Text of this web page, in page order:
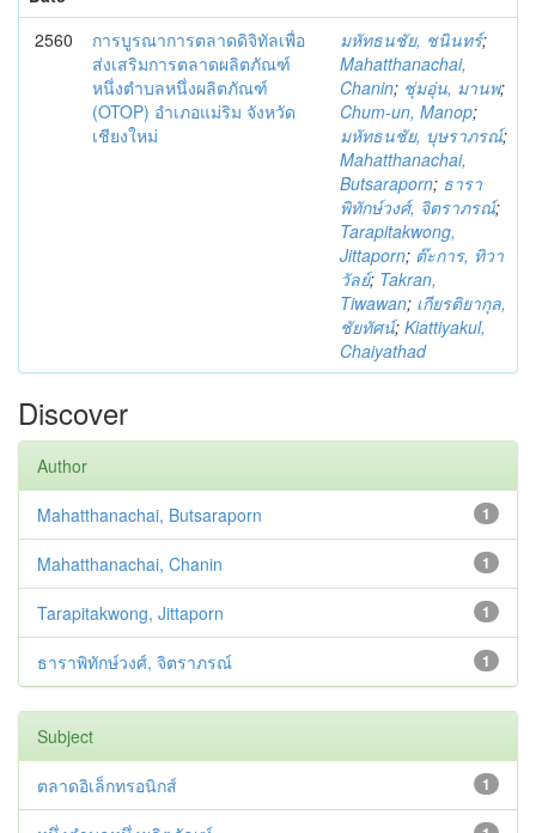
2560
การบูรณาการตลาดดิจิทัลเพื่อ
ส่งเสริมการตลาดผลิตภัณฑ์
หนึ่งตำบลหนึ่งผลิตภัณฑ์
(OTOP) อำเภอแม่ริม จังหวัด
เชียงใหม่
มหัทธนชัย, ชนินทร์;
Mahatthanachai,
Chanin; ชุ่มอุ่น, มานพ;
Chum-un, Manop;
มหัทธนชัย, บุษราภรณ์;
Mahatthanachai,
Butsaraporn; ธารา
พิทักษ์วงศ์, จิตราภรณ์;
Tarapitakwong,
Jittaporn; ต๊ะการ, ทิวา
วัลย์; Takran,
Tiwawan; เกียรติยากุล,
ชัยทัศน์; Kiattiyakul,
Chaiyathad
Discover
Author
1
Mahatthanachai, Butsaraporn
1
Mahatthanachai, Chanin
1
Tarapitakwong, Jittaporn
1
ธาราพิทักษ์วงศ์, จิตราภรณ์
Subject
1
ตลาดอิเล็กทรอนิกส์